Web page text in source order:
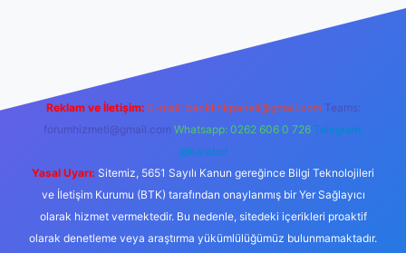
Reklam ve İletişim: E-mail: backlinkpaneli@gmail.com Teams:
forumhizmeti@gmail.com Whatsapp: 0262 606 0 726 Telegram:
@karabul
Yasal Uyarı: Sitemiz, 5651 Sayılı Kanun gereğince Bilgi Teknolojileri
ve İletişim Kurumu (BTK) tarafından onaylanmış bir Yer Sağlayıcı
olarak hizmet vermektedir. Bu nedenle, sitedeki içerikleri proaktif
olarak denetleme veya araştırma yükümlülüğümüz bulunmamaktadır.